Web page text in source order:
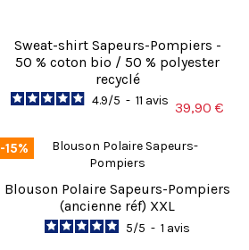
Sweat-shirt Sapeurs-Pompiers -
50 % coton bio / 50 % polyester
recyclé
4.9/5 - 11 avis 39,90 €
-15%
Blouson Polaire Sapeurs-Pompiers
(ancienne réf) XXL
5/5 - 1 avis